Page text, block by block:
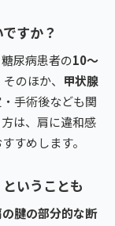
すか？
尿病患者の10〜
のほか、 甲状腺
手術後なども関
は、肩に違和感
すめします。
いうことも
腱の部分的な断